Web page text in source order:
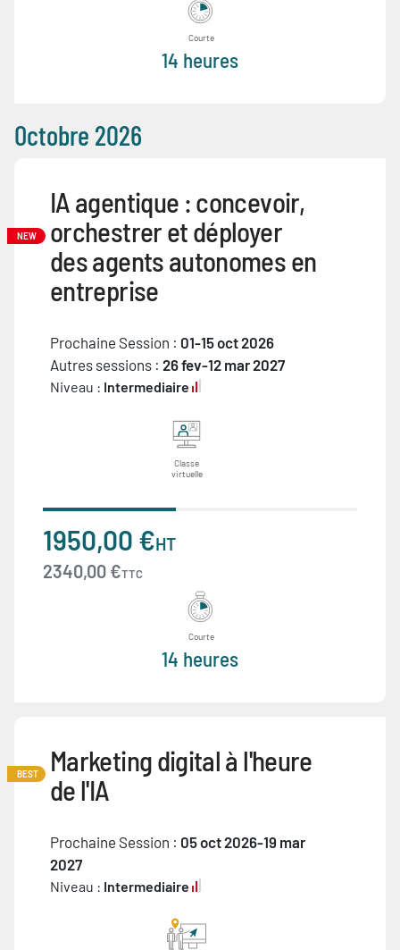
Courte
14 heures
Octobre 2026
NEW
IA agentique : concevoir,
orchestrer et déployer
des agents autonomes en
entreprise
Prochaine Session : 01-15 oct 2026
Autres sessions : 26 fev-12 mar 2027
Niveau : Intermediaire
Classe
virtuelle
1950,00 €HT
2340,00 €TTC
Courte
14 heures
BEST
Marketing digital à l'heure
de l'IA
Prochaine Session : 05 oct 2026-19 mar
2027
Niveau : Intermediaire